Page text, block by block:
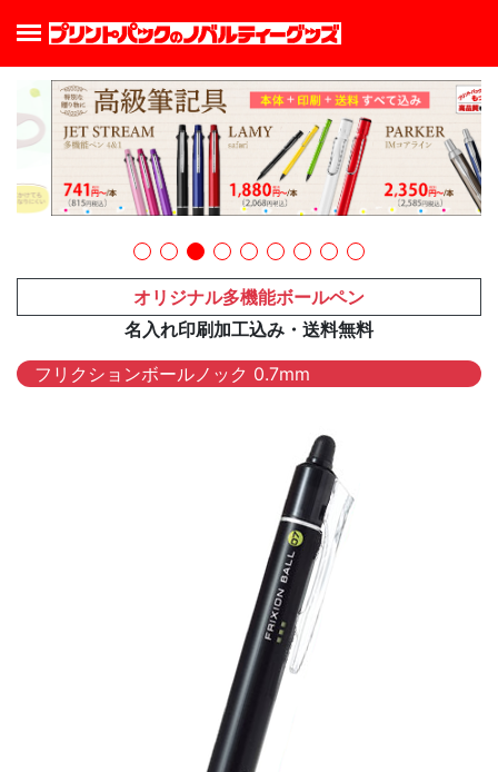
オリジナル多機能ボールペン
名入れ印刷加工込み・送料無料
フリクションボールノック 0.7mm